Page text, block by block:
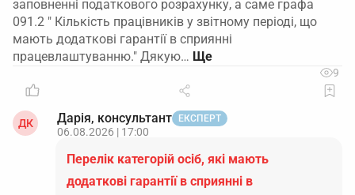
заповненні податкового розрахунку, а саме графа
091.2 " Кількість працівників у звітному періоді, що
мають додаткові гарантії в сприянні
працевлаштуванню." Дякую…
9
ДК Дарія, консультант ЕКСПЕРТ
06.08.2026 | 17:00
Перелік категорій осіб, які мають
додаткові гарантії в сприянні в